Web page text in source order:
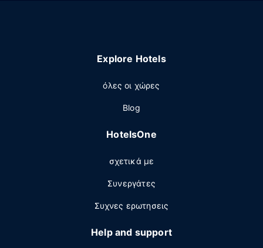
Explore Hotels
όλες οι χώρες
Blog
HotelsOne
σχετικά με
Συνεργάτες
Συχνες ερωτησεις
Help and support